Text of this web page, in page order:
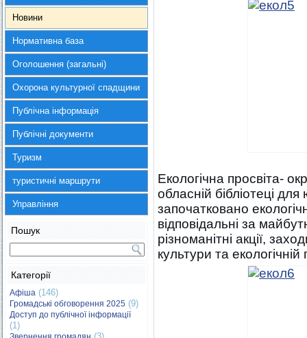
Новини
Нормативна база
Оголошення (загальні)
Охорона культурної спадщини
Публічна інформація
Публічні документи
Туризм
туристичні маршрути
Управління
Пошук
Категорії
Афіша (146)
Громадські обговорення 2025 (9)
Доступ до публічної інформації
(1)
Екологічна просвіта-
обласній бібліотеці
започатковано
відповідальні за
різноманітні акції,
культури та